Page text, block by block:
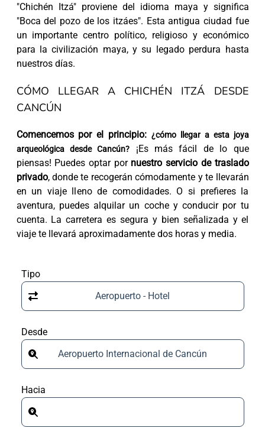
"Chichén Itzá" proviene del idioma maya y significa
"Boca del pozo de los itzáes". Esta antigua ciudad fue
un importante centro político, religioso y económico
para la civilización maya, y su legado perdura hasta
nuestros días.
CÓMO LLEGAR A CHICHÉN ITZÁ DESDE
CANCÚN
Comencemos por el principio: ¿cómo llegar a esta joya
arqueológica desde Cancún?
¡Es más fácil de lo que
piensas! Puedes optar por nuestro servicio de traslado
privado, donde te recogerán cómodamente y te llevarán
en un viaje lleno de comodidades. O si prefieres la
aventura, puedes alquilar un coche y conducir por tu
cuenta. La carretera es segura y bien señalizada y el
viaje te llevará aproximadamente dos horas y media.
Tipo
Aeropuerto - Hotel
Desde
Aeropuerto Internacional de Cancún
Hacia